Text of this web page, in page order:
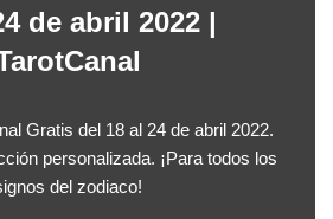
de abril 2022 |
Gratis del 18 al 24 de abril 2022.
personalizada. ¡Para todos los
del zodiaco!